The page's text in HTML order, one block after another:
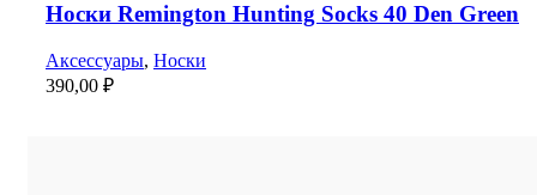
Носки Remington Hunting Socks 40 Den Green
Аксессуары, Носки
390,00 ₽